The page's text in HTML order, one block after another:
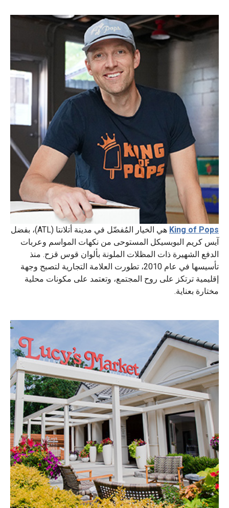
King of Pops
هي الخيار المُفضّل في مدينة أتلانتا (ATL)، بفضل
آيس كريم البوبسيكل المستوحى من نكهات المواسم وعربات
الدفع الشهيرة ذات المظلات الملونة بألوان قوس قزح. منذ
تأسيسها في عام 2010، تطورت العلامة التجارية لتصبح وجهة
إقليمية ترتكز على روح المجتمع، وتعتمد على مكونات محلية
مختارة بعناية.